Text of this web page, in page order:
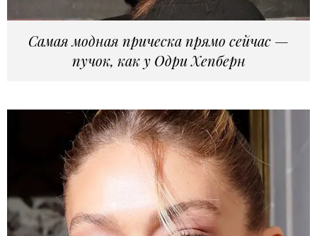
Самая модная прическа прямо сейчас —
пучок, как у Одри Хепберн